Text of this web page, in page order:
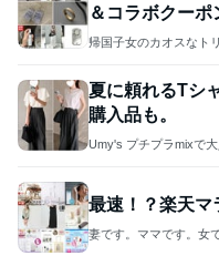
＆コラボクーポ
帰国子女のカオスなト
夏に頼れるTシ
購入品も。
Umy's プチプラ
最速！？楽天マ
妻です。ママです。女で